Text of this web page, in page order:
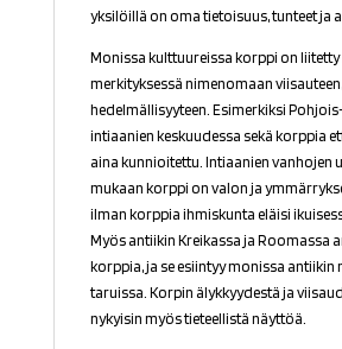
yksilöillä on oma tietoisuus, tunteet ja
Monissa kulttuureissa korppi on
merkityksessä nimenomaan
hedelmällisyyteen. Esimerkiksi
intiaanien keskuudessa sekä korppia
aina kunnioitettu. Intiaanien vanhojen
mukaan korppi on valon ja
ilman korppia ihmiskunta eläisi
Myös antiikin Kreikassa ja Roomassa
korppia, ja se esiintyy monissa antiikin
taruissa. Korpin älykkyydestä ja
nykyisin myös tieteellistä näyttöä.